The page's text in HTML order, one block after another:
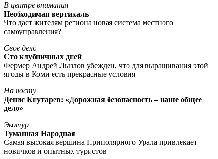
В центре внимания
Необходимая вертикаль
Что даст жителям региона новая система местного
самоуправления?
Свое дело
Сто клубничных дней
Фермер Андрей Лызлов убежден, что для выращивания этой
ягоды в Коми есть прекрасные условия
На посту
Денис Кнутарев: «Дорожная безопасность – наше общее
дело»
Экотур
Туманная Народная
Самая высокая вершина Приполярного Урала привлекает
новичков и опытных туристов